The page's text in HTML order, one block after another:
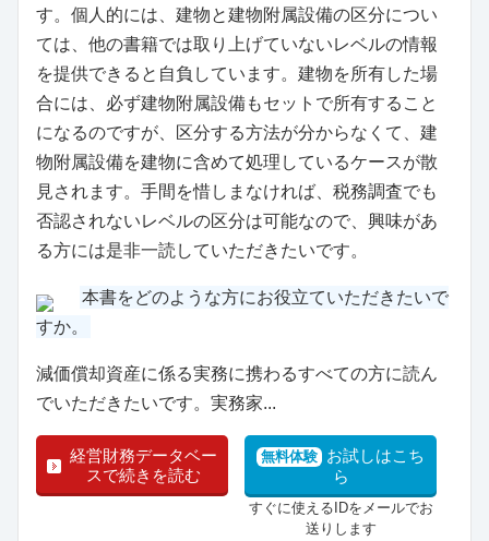
す。個人的には、建物と建物附属設備の区分につい
ては、他の書籍では取り上げていないレベルの情報
を提供できると自負しています。建物を所有した場
合には、必ず建物附属設備もセットで所有すること
になるのですが、区分する方法が分からなくて、建
物附属設備を建物に含めて処理しているケースが散
見されます。手間を惜しまなければ、税務調査でも
否認されないレベルの区分は可能なので、興味があ
る方には是非一読していただきたいです。
本書をどのような方にお役立ていただきたいで
すか。
減価償却資産に係る実務に携わるすべての方に読ん
でいただきたいです。実務家...
経営財務データベー
スで続きを読む
無料体験 お試しはこち
ら
すぐに使えるIDをメールでお
送りします